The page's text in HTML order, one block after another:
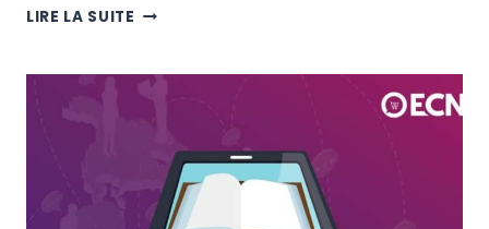
LIRE LA SUITE RETAIL
DE
CONVERSION
RÉENGAGER
VOS
VISITEURS